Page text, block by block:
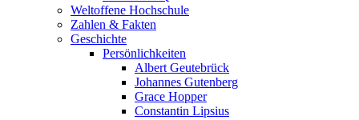
Weltoffene Hochschule
Zahlen & Fakten
Geschichte
Persönlichkeiten
Albert Geutebrück
Johannes Gutenberg
Grace Hopper
Constantin Lipsius